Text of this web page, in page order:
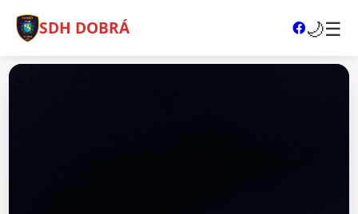
SDH DOBRÁ 🌙☰